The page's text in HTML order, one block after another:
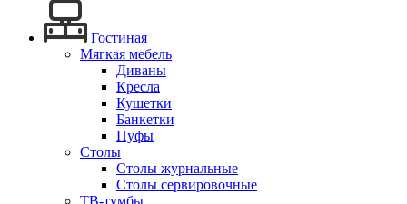
Гостиная
Мягкая мебель
Диваны
Кресла
Кушетки
Банкетки
Пуфы
Столы
Столы журнальные
Столы сервировочные